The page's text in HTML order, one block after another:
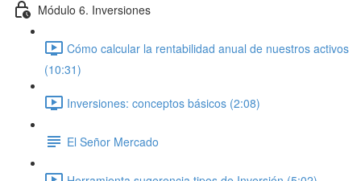
Módulo 6. Inversiones
Cómo calcular la rentabilidad anual de nuestros activos
(10:31)
Inversiones: conceptos básicos (2:08)
El Señor Mercado